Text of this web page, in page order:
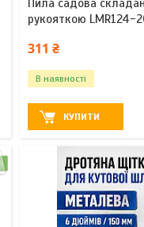
Пила садова
рукояткою LMR124-
311 ₴
В наявності
КУПИТИ